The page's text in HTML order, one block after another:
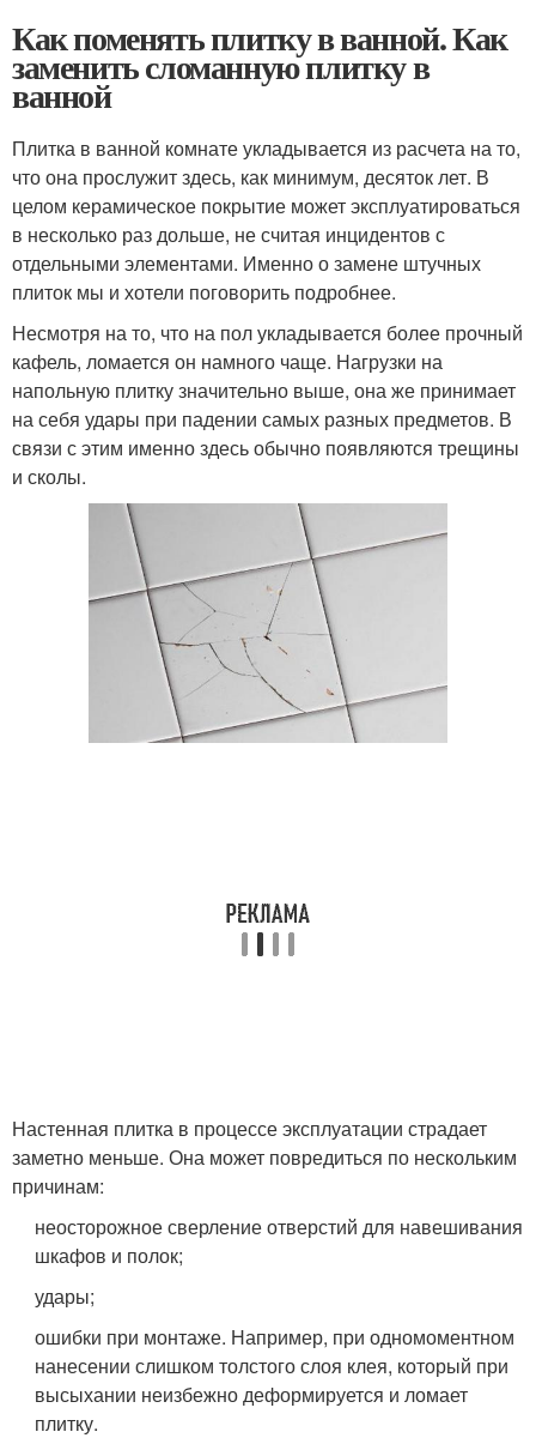
Как поменять плитку в ванной. Как
заменить сломанную плитку в
ванной
Плитка в ванной комнате укладывается из расчета на то,
что она прослужит здесь, как минимум, десяток лет. В
целом керамическое покрытие может эксплуатироваться
в несколько раз дольше, не считая инцидентов с
отдельными элементами. Именно о замене штучных
плиток мы и хотели поговорить подробнее.
Несмотря на то, что на пол укладывается более прочный
кафель, ломается он намного чаще. Нагрузки на
напольную плитку значительно выше, она же принимает
на себя удары при падении самых разных предметов. В
связи с этим именно здесь обычно появляются трещины
и сколы.
Настенная плитка в процессе эксплуатации страдает
заметно меньше. Она может повредиться по нескольким
причинам:
неосторожное сверление отверстий для навешивания
шкафов и полок;
удары;
ошибки при монтаже. Например, при одномоментном
нанесении слишком толстого слоя клея, который при
высыхании неизбежно деформируется и ломает
плитку.